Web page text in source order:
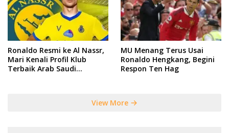
Ronaldo Resmi ke Al Nassr,
Mari Kenali Profil Klub
Terbaik Arab Saudi
MU Menang Terus Usai
Ronaldo Hengkang, Begini
Respon Ten Hag
View More